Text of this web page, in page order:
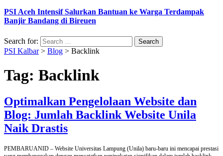
PSI Aceh Intensif Salurkan Bantuan ke Warga Terdampak
Banjir Bandang di Bireuen
Search for:
PSI Kalbar> Blog > Backlink
Tag: Backlink
Optimalkan Pengelolaan Website dan
Blog: Jumlah Backlink Website Unila
Naik Drastis
PEMBARUANID – Website Universitas Lampung (Unila) baru-baru ini mencapai prestasi